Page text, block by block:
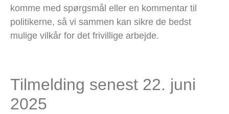
komme med spørgsmål eller en kommentar til
politikerne, så vi sammen kan sikre de bedst
mulige vilkår for det frivillige arbejde.
Tilmelding senest 22. juni
2025